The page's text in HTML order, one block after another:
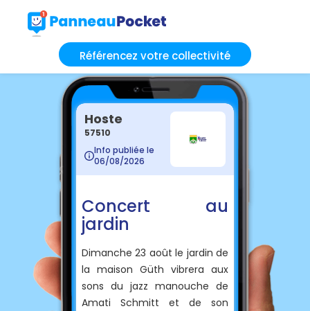
Référencez votre collectivité
Hoste
57510
Info publiée le
06/08/2026
Concert au
jardin
Dimanche 23 août le jardin de
la maison Güth vibrera aux
sons du jazz manouche de
Amati Schmitt et de son